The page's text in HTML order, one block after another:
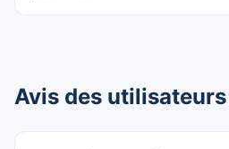
Avis des utilisateurs